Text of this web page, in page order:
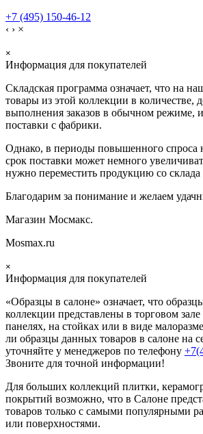
+7 (495) 150-46-12
‹ › ×
×
Информация для покупателей
Складская программа означает, что на
товары из этой коллекции в количестве,
выполнения заказов в обычном режиме,
поставки с фабрики.
Однако, в периоды повышенного спроса
срок поставки может немного
нужно переместить продукцию со склада
Благодарим за понимание и желаем
Магазин Мосмакс.
Mosmax.ru
×
Информация для покупателей
«Образцы в салоне» означает, что
коллекции представлены в торговом
панелях, на стойках или в виде
ли образцы данных товаров в салоне на
уточняйте у менеджеров по телефону
Звоните для точной информации!
Для больших коллекций плитки,
покрытий возможно, что в Салоне
товаров только с самыми популярными
или поверхностями.